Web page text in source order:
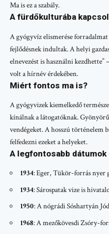
Ma is ez a szabály.
A fürdőkulturába
A gyógyvíz elismerése
fejlődésnek indultak. A helyi
elnevezést is használni kezdhette”
volt a hírnév érdekében.
Miért fontos ma is?
A gyógyvizek kiemelkedő
kínálnak a látogatóknak.
vendégeket. A hosszú történelem
felfedezni ezeket a helyeket.
A legfontosabb dátumok
1934: Eger, Tükör-forrás nyer
1934: Sárospatak vize is
1950: A nógrádi Sóshartyán
1968: A mezőkövesdi Zsóry-